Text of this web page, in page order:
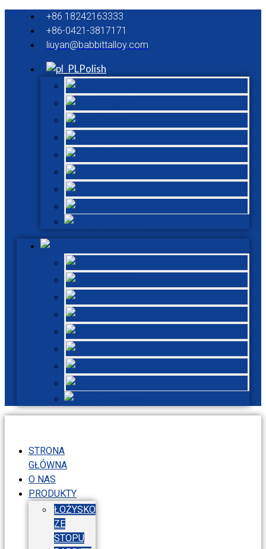
+86 18242163333
+86-0421-3817171
liuyan@babbittalloy.com
Polish
STRONA
GŁÓWNA
O NAS
PRODUKTY
ŁOŻYSKO
ZE
STOPU